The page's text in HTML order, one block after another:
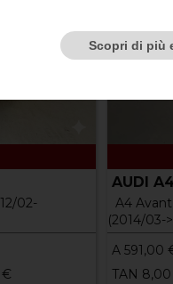
02-
€
AUDI
A4
(2014/03-
A 591,00
TAN 8,00
Scopri di più